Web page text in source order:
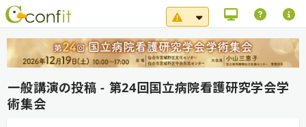
システムメンテナンス
一般講演の投稿 - 第24回国立病院看護研究学会学
術集会